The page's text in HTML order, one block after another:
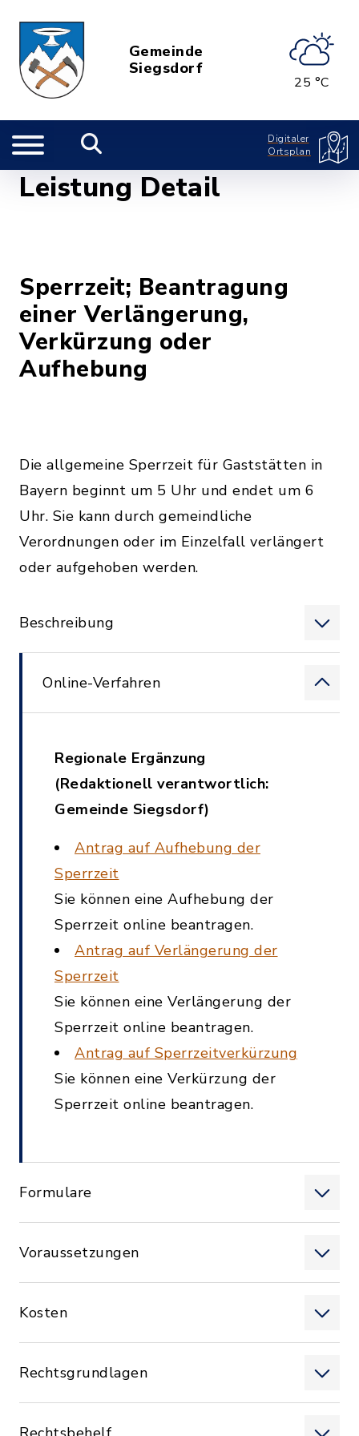
Gemeinde
Siegsdorf
25 °C
Digitaler
Ortsplan
Leistung Detail
Sperrzeit; Beantragung
einer Verlängerung,
Verkürzung oder
Aufhebung
Die allgemeine Sperrzeit für Gaststätten in
Bayern beginnt um 5 Uhr und endet um 6
Uhr. Sie kann durch gemeindliche
Verordnungen oder im Einzelfall verlängert
oder aufgehoben werden.
Beschreibung
Online-Verfahren
Regionale Ergänzung
(Redaktionell verantwortlich:
Gemeinde Siegsdorf)
Antrag auf Aufhebung der
Sperrzeit
Sie können eine Aufhebung der
Sperrzeit online beantragen.
Antrag auf Verlängerung der
Sperrzeit
Sie können eine Verlängerung der
Sperrzeit online beantragen.
Antrag auf Sperrzeitverkürzung
Sie können eine Verkürzung der
Sperrzeit online beantragen.
Formulare
Voraussetzungen
Kosten
Rechtsgrundlagen